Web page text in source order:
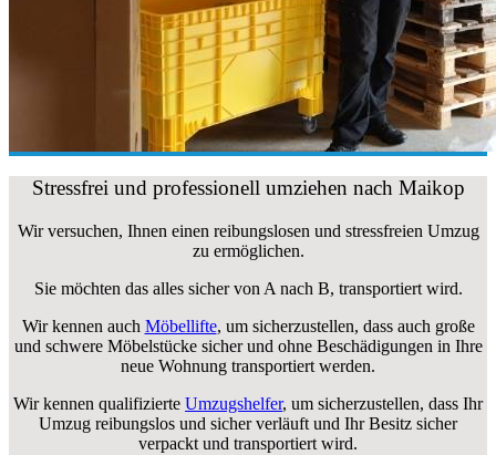
Stressfrei und professionell umziehen nach Maikop
Wir versuchen, Ihnen einen reibungslosen und stressfreien Umzug
zu ermöglichen.
Sie möchten das alles sicher von A nach B, transportiert wird.
Wir kennen auch Möbellifte, um sicherzustellen, dass auch große
und schwere Möbelstücke sicher und ohne Beschädigungen in Ihre
neue Wohnung transportiert werden.
Wir kennen qualifizierte Umzugshelfer, um sicherzustellen, dass Ihr
Umzug reibungslos und sicher verläuft und Ihr Besitz sicher
verpackt und transportiert wird.